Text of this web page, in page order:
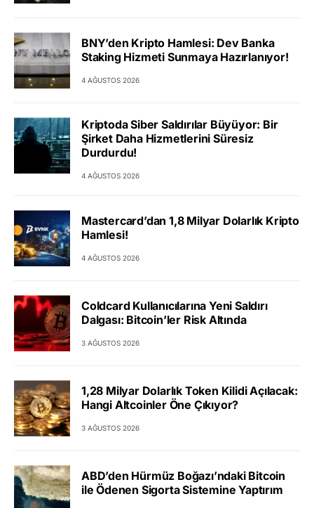
BNY’den Kripto Hamlesi: Dev Banka
Staking Hizmeti Sunmaya Hazırlanıyor!
4 AĞUSTOS 2026
Kriptoda Siber Saldırılar Büyüyor: Bir
Şirket Daha Hizmetlerini Süresiz
Durdurdu!
4 AĞUSTOS 2026
Mastercard’dan 1,8 Milyar Dolarlık Kripto
Hamlesi!
4 AĞUSTOS 2026
Coldcard Kullanıcılarına Yeni Saldırı
Dalgası: Bitcoin’ler Risk Altında
3 AĞUSTOS 2026
1,28 Milyar Dolarlık Token Kilidi Açılacak:
Hangi Altcoinler Öne Çıkıyor?
3 AĞUSTOS 2026
ABD’den Hürmüz Boğazı’ndaki Bitcoin
ile Ödenen Sigorta Sistemine Yaptırım